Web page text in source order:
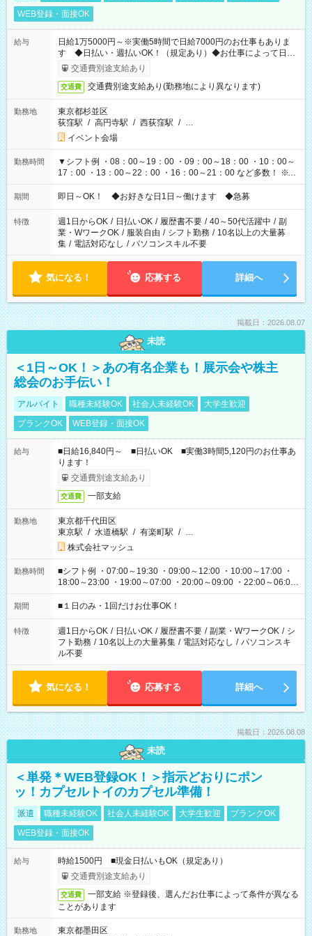
WEB登録・面接OK
給与
日給1万5000円～※実働5時間で日給7000円のお仕事もありま
す ◆日払い・週払いOK！（規定あり）◆お仕事によって日給
も異なります
交通費別途支給あり
交通費 交通費別途支給あり(勤務地により異なります)
勤務地
東京都杉並区
荻窪駅 / 高円寺駅 / 西荻窪駅 / …
イベント会場
勤務時間
▼シフト例 ・08：00～19：00 ・09：00～18：00 ・10：00～
17：00 ・13：00～22：00 ・16：00～21：00 など多数！ ※お
仕事により勤務時間が異なります
期間 即日～OK！ ◆お好きな日1日～働けます ◆急募
特徴 週1日からOK / 日払いOK / 履歴書不要 / 40～50代活躍中 / 副
業・WワークOK / 服装自由 / シフト勤務 / 10名以上の大量募
集 / 電話対応なし / パソコンスキル不要
気になる！ 応募する 詳細へ
掲載日：2026.08.07
未読
＜1日～OK！＞あの有名企業も！展示会や株主
総会のお手伝い！
アルバイト 職種未経験OK 社会人未経験OK
大学生歓迎
ブランクOK
WEB登録・面接OK
給与
■日給16,840円～ ■日払いOK ■実働3時間5,120円のお仕事あ
ります！
交通費別途支給あり
交通費 一部支給
勤務地
東京都千代田区
東京駅 / 水道橋駅 / 有楽町駅 / …
株式会社マッシュ
勤務時間
■シフト例 ・07:00～19:30 ・09:00～12:00 ・10:00～17:00 ・
18:00～23:00 ・19:00～07:00 ・20:00～09:00 ・22:00～06:00
etc ★最短で3時間で5,120円のお仕事から 15時間で2万円近く稼
げるお仕事も！ ご希望のお時間に合わせてご紹介！ ※シフトは
ください！
期間 ■１日のみ・1回だけお仕事OK！
特徴 週1日からOK / 日払いOK / 履歴書不要 / 副業・WワークOK / シ
フト勤務 / 10名以上の大量募集 / 電話対応なし / パソコンスキ
ル不要
気になる！ 応募する 詳細へ
掲載日：2026.08.08
未読
＜単発＊WEB登録OK！＞指示どおりにポン
ッ！カプセルトイのカプセル準備！
派遣 職種未経験OK 社会人未経験OK 大学生歓迎
ブランクOK
WEB登録・面接OK
給与
時給1500円 ■現金日払いもOK（規定あり）
交通費別途支給あり
交通費
一部支給 ※登録後、選んだお仕事によって条件が異なる
ことがあります
勤務地
東京都墨田区